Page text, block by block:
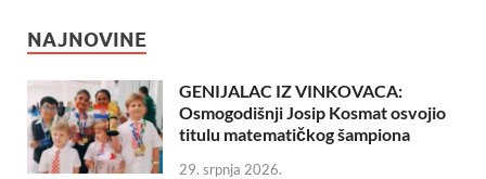
NAJNOVINE
GENIJALAC IZ VINKOVACA:
Osmogodišnji Josip Kosmat osvojio
titulu matematičkog šampiona
29. srpnja 2026.